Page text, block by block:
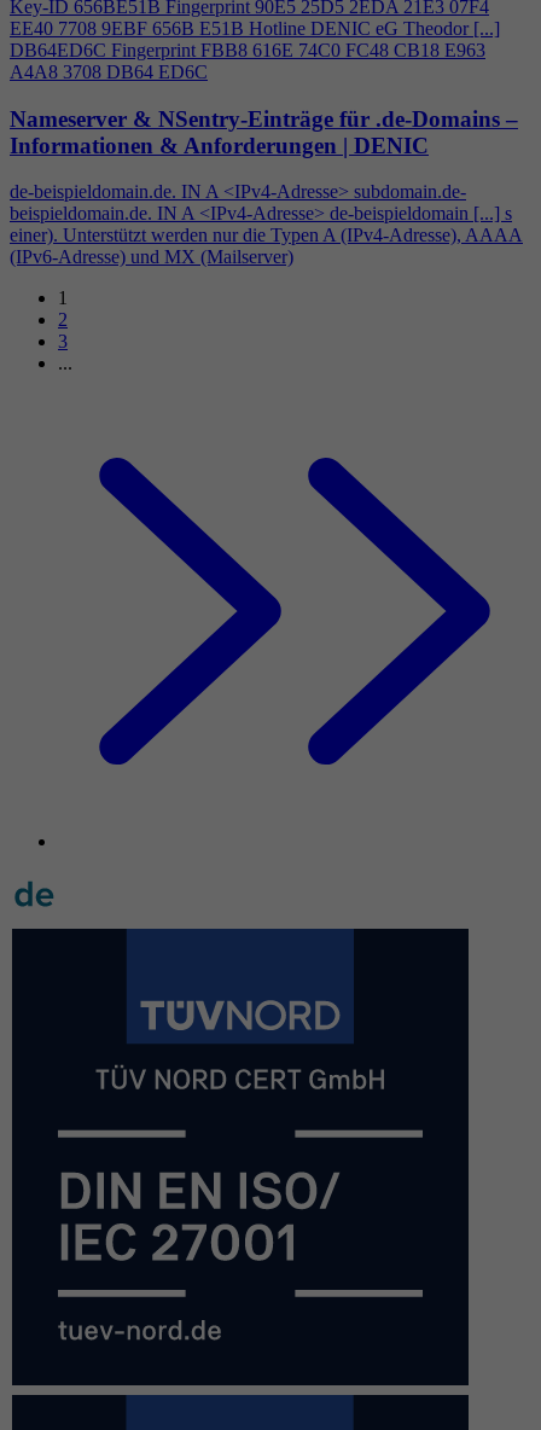
Key-ID 656BE51B Fingerprint 90E5 25D5 2EDA 21E3 07F4
EE40 7708 9EBF 656B E51B Hotline DENIC eG Theodor [...]
DB64ED6C Fingerprint FBB8 616E 74C0 FC48 CB18 E963
A4A8 3708 DB64 ED6C
Nameserver & NSentry-Einträge für .de-Domains –
Informationen & Anforderungen | DENIC
de-beispieldomain.de. IN A <IPv4-Adresse> subdomain.de-
beispieldomain.de. IN A <IPv4-Adresse> de-beispieldomain [...] s
einer). Unterstützt werden nur die Typen A (IPv4-Adresse), AAAA
(IPv6-Adresse) und MX (Mailserver)
1
2
3
...